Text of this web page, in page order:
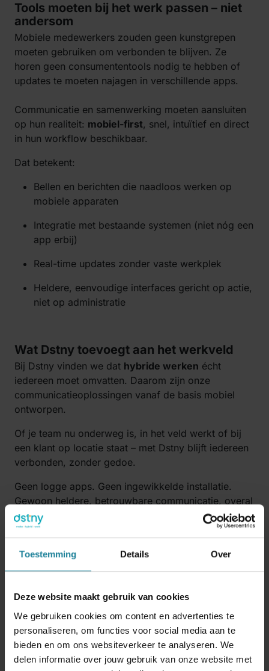
Toestemming Details Over
Deze website maakt gebruik van cookies
We gebruiken cookies om content en advertenties te
personaliseren, om functies voor social media aan te
bieden en om ons websiteverkeer te analyseren. We
delen informatie over jouw gebruik van onze website met
Tools moeten bij het werk passen – niet
andersom
Mobiele medewerkers zouden geen kunstgrepen
moeten gebruiken om verbonden te blijven. Ze
horen geen consumententools nodig te hebben of
updates te moeten najagen in verschillende apps.
Communicatie en samenwerking moeten aansluiten
op hun realiteit: mobiel-first, snel, intuïtief en direct
in hun workflow beschikbaar.
Dat betekent:
Bellen en berichten die naadloos werken op
mobiele apparaten
Integratie met bestaande systemen (niet nóg een
app erbij)
Real-time updates zonder vaste werkplek
Heldere, eenvoudige interfaces gericht op actie,
niet op administratie
Wat Dstny toevoegt aan het werkveld
Bij Dstny vinden we dat hybride werken écht
iedereen moet omvatten. Daarom zijn onze
communicatieoplossingen vanaf de basis mobiel
ontworpen.
Of je team nu onderweg is, in het veld werkt of bij
een klant op locatie staat – met Dstny blijft iedereen
verbonden, zonder gedoe.
Geen logge apps. Geen ingewikkelde installatie.
Gewoon heldere, betrouwbare communicatie, overal
waar gewerkt wordt.
Stop met mobiele teams te zien als
bijzaak
Frontline-medewerkerszijn vaak het eerste
en handen van je organisatie in de praktijk. Het
ondersteunen van deze medewerkers is geen luxe –
het is cruciaal.